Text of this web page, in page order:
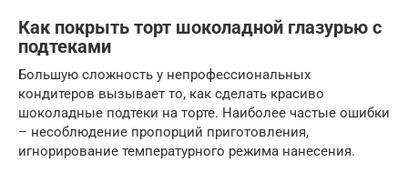
Как покрыть торт шоколадной глазурью с
подтеками
Большую сложность у непрофессиональных
кондитеров вызывает то, как сделать красиво
шоколадные подтеки на торте. Наиболее частые ошибки
– несоблюдение пропорций приготовления,
игнорирование температурного режима нанесения.